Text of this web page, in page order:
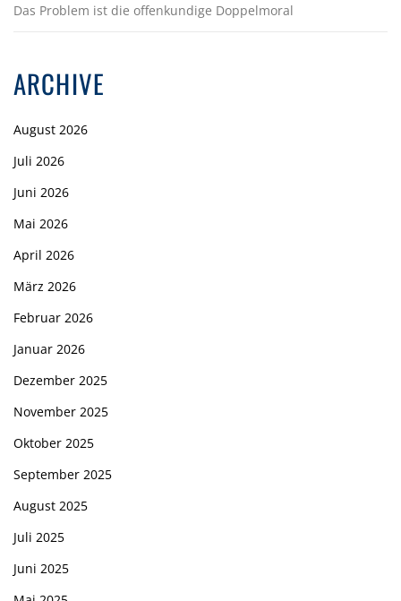
Das Problem ist die offenkundige Doppelmoral
ARCHIVE
August 2026
Juli 2026
Juni 2026
Mai 2026
April 2026
März 2026
Februar 2026
Januar 2026
Dezember 2025
November 2025
Oktober 2025
September 2025
August 2025
Juli 2025
Juni 2025